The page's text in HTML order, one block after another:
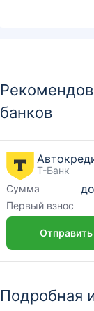
банков
Т-Банк
Сумма
до
Первый взнос
Отправить
Подробная